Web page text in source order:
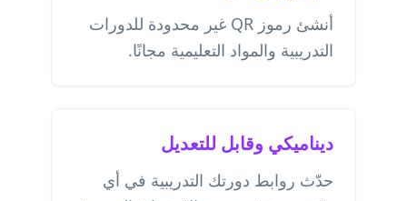
أنشئ رموز QR غير محدودة للدورات
التدريبية والمواد التعليمية مجانًا.
ديناميكي وقابل للتعديل
حدّث روابط دورتك التدريبية في أي